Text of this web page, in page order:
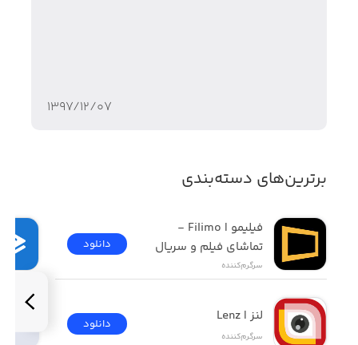
• ۱۲ منطقه‌ی مختلف بازی با طراحی و ویژگی‌های منحصربه‌فرد
• حالت‌های بازی Time Attack و Boss Attack
• مراحل مختلف Hidden Palace Zone
• افکت‌های صوتی و موسیقی متن جذاب
۱۳۹۷/۱۲/۰۷
برترین‌های دسته‌بندی
تماشای فیلم و سریال
سرگرم‌کننده
دانلود
لنز | Lenz
سرگرم‌کننده
دانلود